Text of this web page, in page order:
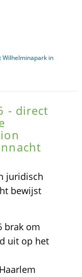
Wilhelminapark in
- direct
juridisch
bewijst
brak om
uit op het